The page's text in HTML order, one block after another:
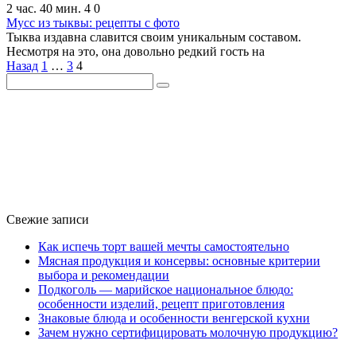
2 час. 40 мин. 4 0
Мусс из тыквы: рецепты с фото
Тыква издавна славится своим уникальным составом.
Несмотря на это, она довольно редкий гость на
Пагинация
записей
Назад 1 … 3 4
Свежие записи
Как испечь торт вашей мечты самостоятельно
Мясная продукция и консервы: основные критерии
выбора и рекомендации
Подкоголь — марийское национальное блюдо:
особенности изделий, рецепт приготовления
Знаковые блюда и особенности венгерской кухни
Зачем нужно сертифицировать молочную продукцию?